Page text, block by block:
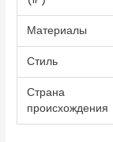
Материалы
Стиль
Страна
происхождения